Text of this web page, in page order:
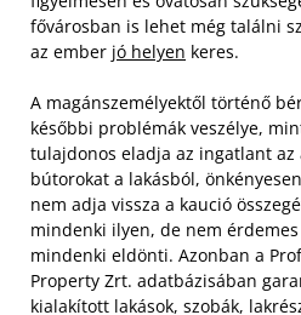
fővárosban is lehet még találni
az ember jó helyen keres.
A magánszemélyektől történő
későbbi problémák veszélye,
tulajdonos eladja az ingatlant
bútorokat a lakásból,
nem adja vissza a kaució
mindenki ilyen, de nem
mindenki eldönti. Azonban a
Property Zrt. adatbázisában
kialakított lakások, szobák,